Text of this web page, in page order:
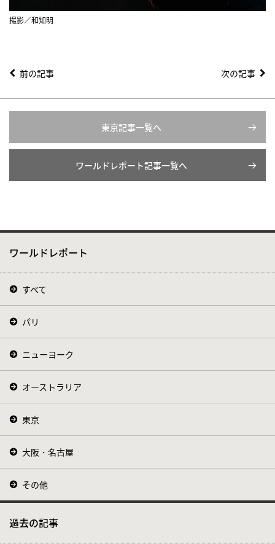
撮影／和知明
前の記事 次の記事
東京記事一覧へ
ワールドレポート記事一覧へ
ワールドレポート
すべて
パリ
ニューヨーク
オーストラリア
東京
大阪・名古屋
その他
過去の記事